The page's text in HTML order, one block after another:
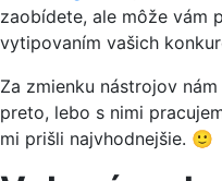
zaobídete, ale môže vám
vytipovaním vašich
Za zmienku nástrojov
preto, lebo s nimi
mi prišli najvhodnejšie. 🙂